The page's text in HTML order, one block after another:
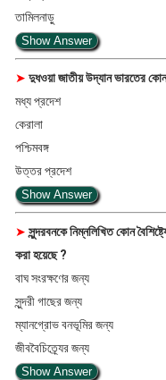
তামিলনাড়ু
Show Answer
➤ দুধওয়া জাতীয় উদ্যান ভারতের
মধ্য প্রদেশ
কেরালা
পশ্চিমবঙ্গ
উত্তর প্রদেশ
Show Answer
➤ সুন্দরবনকে নিম্নলিখিত কোন
করা হয়েছে ?
বাঘ সংরক্ষণের জন্য
সুন্দরী গাছের জন্য
ম্যানগ্রোভ বনভূমির জন্য
জীববৈচিত্র্যের জন্য
Show Answer